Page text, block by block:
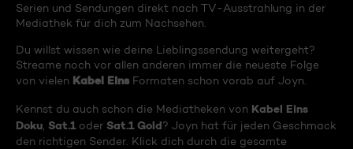
Serien und Sendungen direkt nach TV-Ausstrahlung in der
Mediathek für dich zum Nachsehen.
Du willst wissen wie deine Lieblingssendung weitergeht?
Streame noch vor allen anderen immer die neueste Folge
von vielen Kabel EinsFormaten schon vorab auf Joyn.
Kennst du auch schon die Mediatheken von Kabel Eins
Doku Sat.1oder Sat.1 Gold? Joyn hat für jeden Geschmack
den richtigen Sender. Klick dich durch die gesamte